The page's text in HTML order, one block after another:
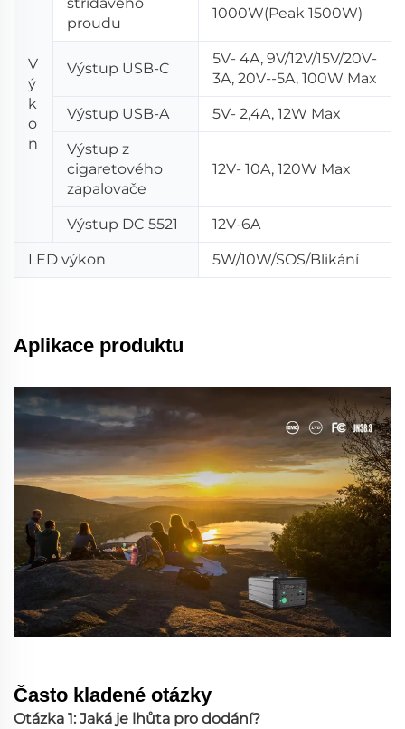
V
ý
k
o
n
proudu
1000W(Peak 1500W)
Výstup USB-C
5V- 4A, 9V/12V/15V/20V-
3A, 20V--5A, 100W Max
Výstup USB-A 5V- 2,4A, 12W Max
Výstup z
cigaretového
zapalovače
12V- 10A, 120W Max
Výstup DC 5521 12V-6A
LED výkon 5W/10W/SOS/Blikání
Aplikace produktu
Často kladené otázky
Otázka 1: Jaká je lhůta pro dodání?